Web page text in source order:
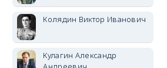
Колядин Виктор Иванович
Кулагин Александр